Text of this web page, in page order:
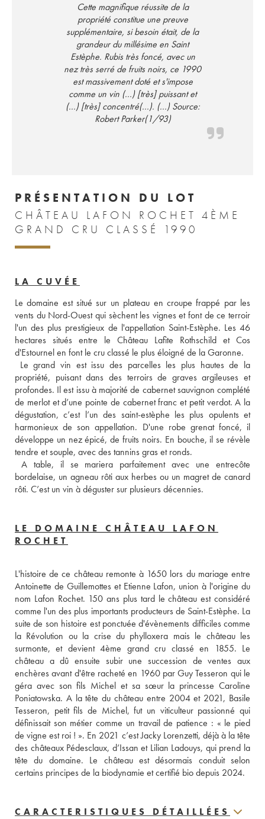
Cette magnifique réussite de la
propriété constitue une preuve
supplémentaire, si besoin était, de la
grandeur du millésime en Saint
Estèphe. Rubis très foncé, avec un
nez très serré de fruits noirs, ce 1990
est massivement doté et s'impose
comme un vin (...) [très] puissant et
(...) [très] concentré(...). (...) Source:
Robert Parker(1/93)
PRÉSENTATION DU LOT
CHÂTEAU LAFON ROCHET 4ÈME
GRAND CRU CLASSÉ 1990
LA CUVÉE
Le domaine est situé sur un plateau en croupe frappé par les
vents du Nord-Ouest qui sèchent les vignes et font de ce terroir
l'un des plus prestigieux de l'appellation Saint-Estèphe. Les 46
hectares situés entre le Château Lafite Rothschild et Cos
d'Estournel en font le cru classé le plus éloigné de la Garonne.
Le grand vin est issu des parcelles les plus hautes de la
propriété, puisant dans des terroirs de graves argileuses et
profondes. Il est issu à majorité de cabernet sauvignon complété
de merlot et d’une pointe de cabernet franc et petit verdot. A la
dégustation, c’est l’un des saint-estèphe les plus opulents et
harmonieux de son appellation. D'une robe grenat foncé, il
développe un nez épicé, de fruits noirs. En bouche, il se révèle
tendre et souple, avec des tannins gras et ronds.
A table, il se mariera parfaitement avec une entrecôte
bordelaise, un agneau rôti aux herbes ou un magret de canard
rôti. C’est un vin à déguster sur plusieurs décennies.
LE DOMAINE CHÂTEAU LAFON
ROCHET
L'histoire de ce château remonte à 1650 lors du mariage entre
Antoinette de Guillemottes et Etienne Lafon, union à l'origine du
nom Lafon Rochet. 150 ans plus tard le château est considéré
comme l'un des plus importants producteurs de Saint-Estèphe. La
suite de son histoire est ponctuée d'évènements difficiles comme
la Révolution ou la crise du phylloxera mais le château les
surmonte, et devient 4ème grand cru classé en 1855. Le
château a dû ensuite subir une succession de ventes aux
enchères avant d'être racheté en 1960 par Guy Tesseron qui le
géra avec son fils Michel et sa sœur la princesse Caroline
Poniatowska. A la tête du château entre 2004 et 2021, Basile
Tesseron, petit fils de Michel, fut un viticulteur passionné qui
définissait son métier comme un travail de patience : « le pied
de vigne est roi ! ». En 2021 c’est Jacky Lorenzetti, déjà à la tête
des châteaux Pédesclaux, d’Issan et Lilian Ladouys, qui prend la
tête du domaine. Le château est désormais conduit selon
certains principes de la biodynamie et certifié bio depuis 2024.
CARACTERISTIQUES DÉTAILLÉES